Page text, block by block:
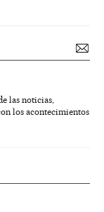
las noticias,
los acontecimientos